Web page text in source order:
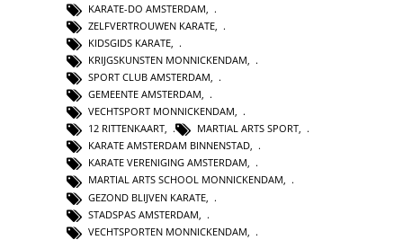
KARATE-DO AMSTERDAM
ZELFVERTROUWEN KARATE
KIDSGIDS KARATE
KRIJGSKUNSTEN MONNICKENDAM,
SPORT CLUB AMSTERDAM,
GEMEENTE AMSTERDAM,
VECHTSPORT MONNICKENDAM,
12 RITTENKAART, MARTIAL ARTS SPORT,
KARATE AMSTERDAM BINNENSTAD,
KARATE VERENIGING AMSTERDAM,
MARTIAL ARTS SCHOOL MONNICKENDAM,
GEZOND BLIJVEN KARATE
STADSPAS AMSTERDAM
VECHTSPORTEN MONNICKENDAM